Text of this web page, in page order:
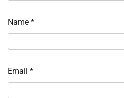
Name *
Email *